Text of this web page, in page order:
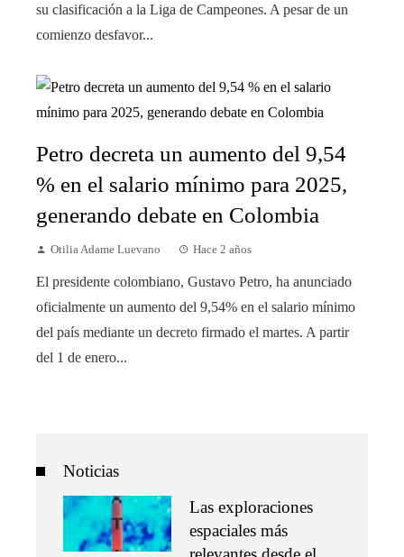
su clasificación a la Liga de Campeones. A pesar de un
comienzo desfavor...
Petro decreta un aumento del 9,54
% en el salario mínimo para 2025,
generando debate en Colombia
Otilia Adame Luevano Hace 2 años
El presidente colombiano, Gustavo Petro, ha anunciado
oficialmente un aumento del 9,54% en el salario mínimo
del país mediante un decreto firmado el martes. A partir
del 1 de enero...
Noticias
Las exploraciones
espaciales más